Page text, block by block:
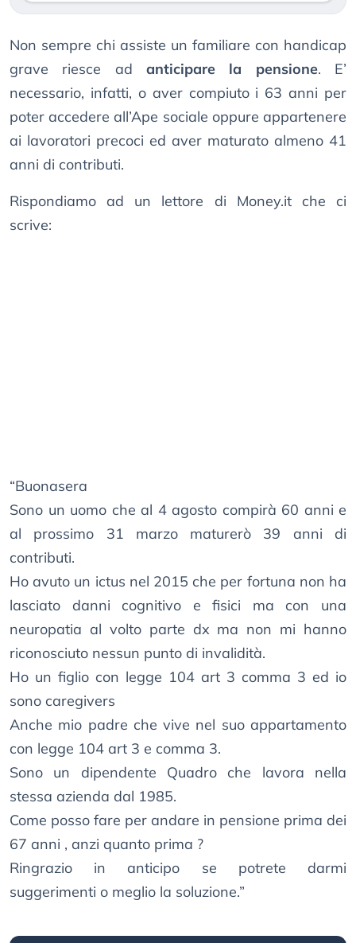
Non sempre chi assiste un familiare con handicap
grave riesce ad anticipare la pensione. E’
necessario, infatti, o aver compiuto i 63 anni per
poter accedere all’Ape sociale oppure appartenere
ai lavoratori precoci ed aver maturato almeno 41
anni di contributi.
Rispondiamo ad un lettore di Money.it che ci
scrive:
“Buonasera
Sono un uomo che al 4 agosto compirà 60 anni e
al prossimo 31 marzo maturerò 39 anni di
contributi.
Ho avuto un ictus nel 2015 che per fortuna non ha
lasciato danni cognitivo e fisici ma con una
neuropatia al volto parte dx ma non mi hanno
riconosciuto nessun punto di invalidità.
Ho un figlio con legge 104 art 3 comma 3 ed io
sono caregivers
Anche mio padre che vive nel suo appartamento
con legge 104 art 3 e comma 3.
Sono un dipendente Quadro che lavora nella
stessa azienda dal 1985.
Come posso fare per andare in pensione prima dei
67 anni , anzi quanto prima ?
Ringrazio in anticipo se potrete darmi
suggerimenti o meglio la soluzione.”